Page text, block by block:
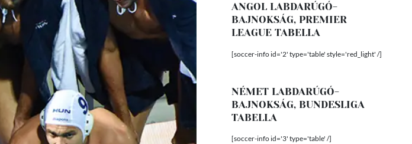
ANGOL LABDARÚGÓ-
BAJNOKSÁG, PREMIER
LEAGUE TABELLA
[soccer-info id='2' type='table' style='red_light' /]
NÉMET LABDARÚGÓ-
BAJNOKSÁG, BUNDESLIGA
TABELLA
[soccer-info id='3' type='table' /]